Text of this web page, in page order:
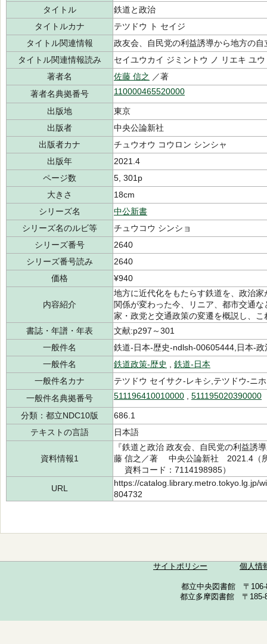
タイトル
鉄道と政治
タイトルカナ
テツドウ ト セイジ
タイトル関連情報
政友会、自民党の利益誘導から地方の自
タイトル関連情報読み
セイユウカイ ジミントウ ノ リエキ ユ
著者名
佐藤 信之 ／著
著者名典拠番号
110000465520000
出版地
東京
出版者
中央公論新社
出版者カナ
チュウオウ コウロン シンシャ
出版年
2021.4
ページ数
5, 301p
大きさ
18cm
シリーズ名
中公新書
シリーズ名のルビ等
チュウコウ シンショ
シリーズ番号
2640
シリーズ番号読み
2640
価格
¥940
内容紹介
地方に近代化をもたらす鉄道を、政治
関係が変わった今、リニア、都市交通
家・政党と交通政策の変遷を概説し、
書誌・年譜・年表
文献:p297～301
一般件名
鉄道-日本-歴史-ndlsh-00605444,日本-
一般件名
鉄道政策-歴史
鉄道-日本
一般件名カナ
テツドウ セイサク-レキシ,テツドウ-ニ
一般件名典拠番号
511196410010000 511195020390000
分類：都立NDC10版
686.1
テキストの言語
日本語
資料情報1
『鉄道と政治 政友会、自民党の利益
藤 信之／著 中央公論新社 2021.4（
資料コード：7114198985）
URL
https://catalog.library.metro.tokyo.lg.jp/
804732
サイトポリシー 個人情
都立中央図書館 〒
都立多摩図書館 〒185-